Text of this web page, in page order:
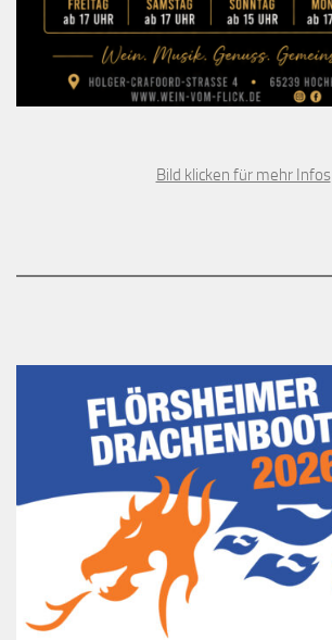
Bild klicken für mehr Infos